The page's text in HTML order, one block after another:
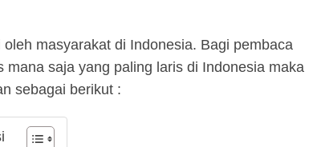
masyarakat di Indonesia. Bagi pembaca
saja yang paling laris di Indonesia maka
sebagai berikut :